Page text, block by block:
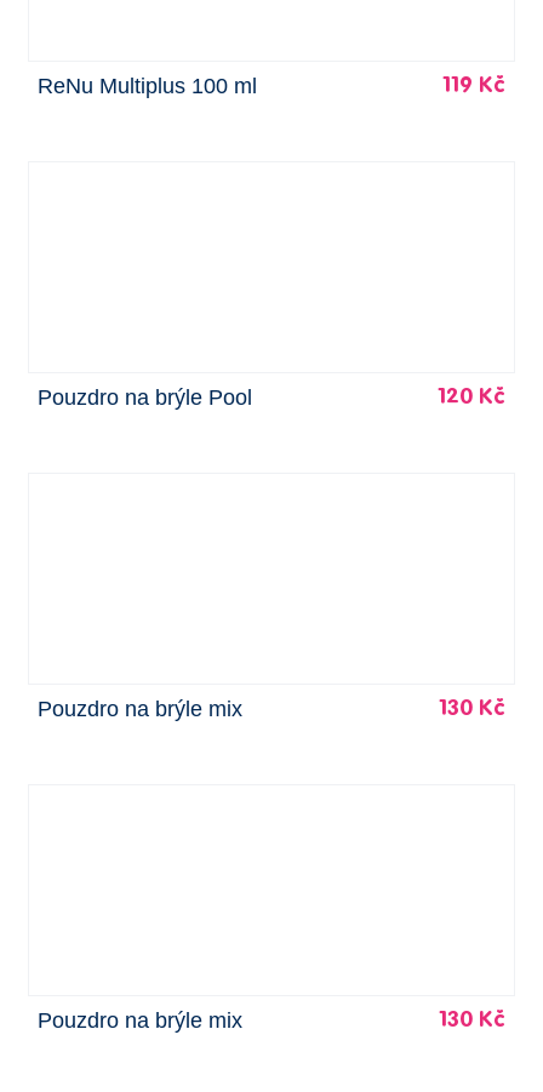
ReNu Multiplus 100 ml 119 Kč
Pouzdro na brýle Pool 120 Kč
Pouzdro na brýle mix 130 Kč
Pouzdro na brýle mix 130 Kč